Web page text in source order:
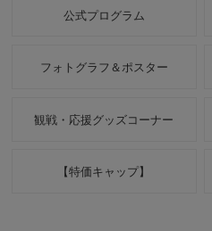
公式プログラム
フォトグラフ＆ポスター
観戦・応援グッズコーナー
【特価キャップ】